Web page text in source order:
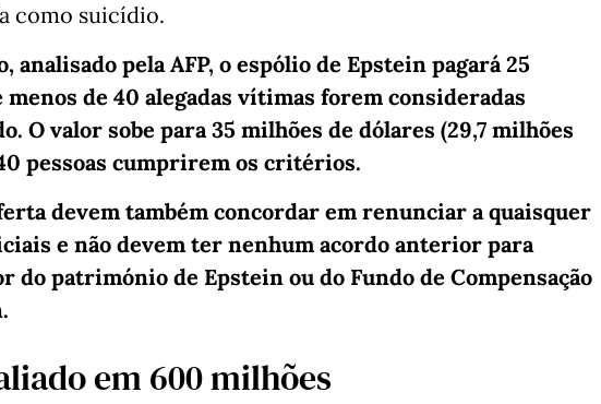
como suicídio.
analisado pela AFP, o espólio de Epstein pagará 25
de 40 alegadas vítimas forem consideradas
O valor sobe para 35 milhões de dólares (29,7 milhões
pessoas cumprirem os critérios.
devem também concordar em renunciar a quaisquer
e não devem ter nenhum acordo anterior para
do património de Epstein ou do Fundo de Compensação
em 600 milhões